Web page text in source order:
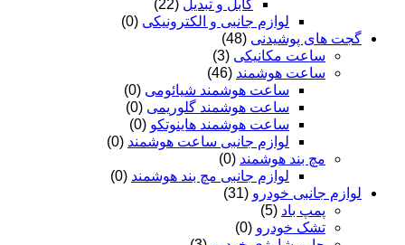
کابل و تبدیل (22)
لوازم جانبی و الکترونیکی (0)
گجت های پوشیدنی (48)
ساعت مکانیکی (3)
ساعت هوشمند (46)
ساعت هوشمند شیائومی (0)
ساعت هوشمند گلوریمی (0)
ساعت هوشمند هاینوتکو (0)
لوازم جانبی ساعت هوشمند (0)
مچ بند هوشمند (0)
لوازم جانبی مچ بند هوشمند (0)
لوازم جانبی خودرو (31)
پمپ باد (5)
تشک خودرو (0)